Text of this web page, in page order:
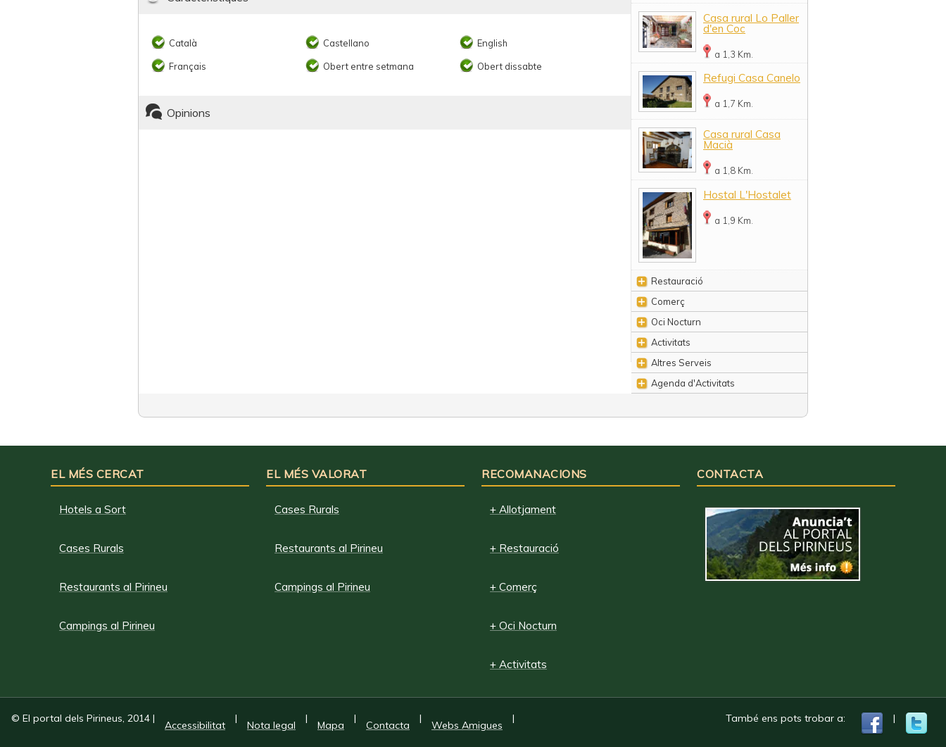
Català Castellano English
Français Obert entre setmana Obert dissabte
Opinions
Casa rural Lo Paller
d'en Coc
a 1,3 Km.
Refugi Casa Canelo
a 1,7 Km.
Casa rural Casa
Macià
a 1,8 Km.
Hostal L'Hostalet
a 1,9 Km.
Restauració
Comerç
Oci Nocturn
Activitats
Altres Serveis
Agenda d'Activitats
EL MÉS CERCAT
Hotels a Sort
Cases Rurals
Restaurants al Pirineu
Campings al Pirineu
EL MÉS VALORAT
Cases Rurals
Restaurants al Pirineu
Campings al Pirineu
RECOMANACIONS
+ Allotjament
+ Restauració
+ Comerç
+ Oci Nocturn
+ Activitats
CONTACTA
© El portal dels Pirineus, 2014 |
Accessibilitat
|
Nota legal
|
Mapa
|
Contacta
|
Webs Amigues
| També ens pots trobar a: |